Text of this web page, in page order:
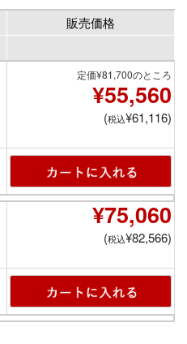
販売価格
定価¥81,700のところ
¥55,560
(税込¥61,116)
¥75,060
(税込¥82,566)